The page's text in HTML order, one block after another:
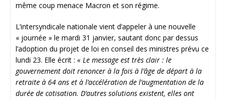
même coup menace Macron et son régime.
L’intersyndicale nationale vient d’appeler à une nouvelle
« journée » le mardi 31 janvier, sautant donc par dessus
l’adoption du projet de loi en conseil des ministres prévu ce
lundi 23. Elle écrit : « Le message est très clair : le
gouvernement doit renoncer à la fois à l’âge de départ à la
retraite à 64 ans et à l’accélération de l’augmentation de la
durée de cotisation. D’autres solutions existent, elles ont